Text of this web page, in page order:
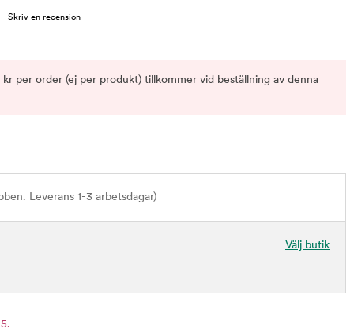
Skriv en recension
per order (ej per produkt) tillkommer vid beställning av denna
Leverans 1-3 arbetsdagar)
Välj butik